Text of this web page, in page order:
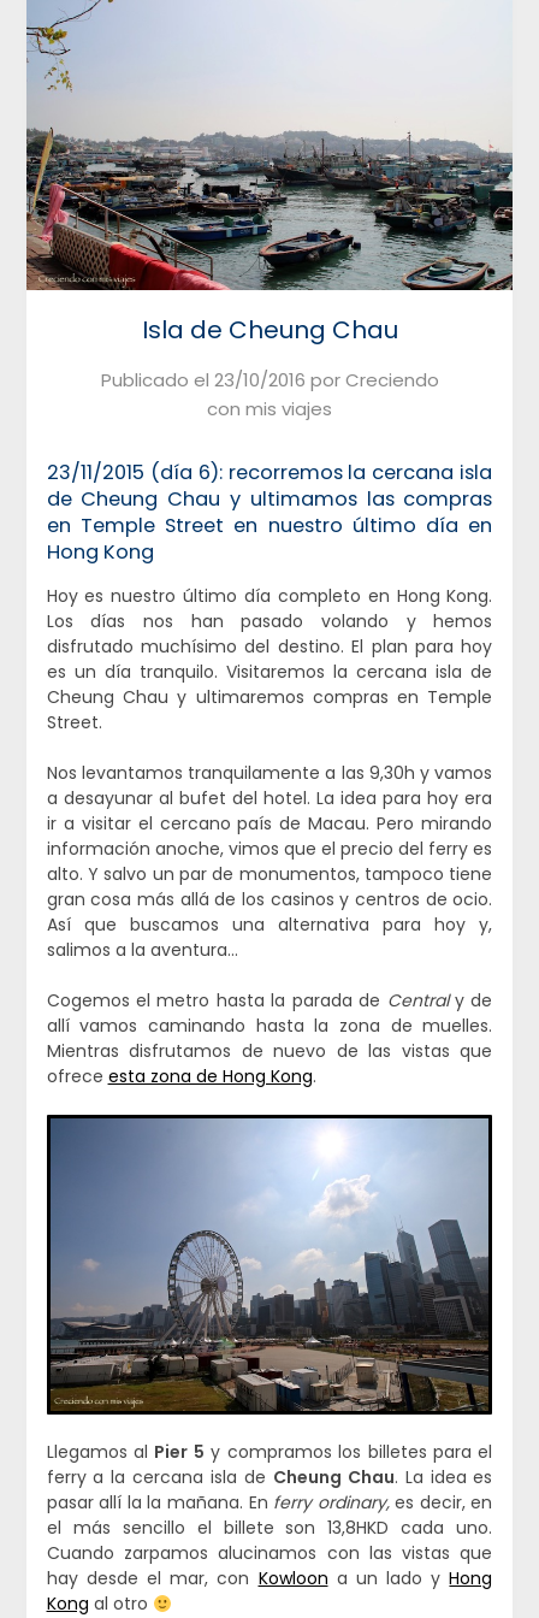
Isla de Cheung Chau
Publicado el 23/10/2016 porCreciendo
con mis viajes
23/11/2015 (día 6): recorremos la cercana isla
de Cheung Chau y ultimamos las compras
en Temple Street en nuestro último día en
Hong Kong
Hoy es nuestro último día completo en Hong Kong.
Los días nos han pasado volando y hemos
disfrutado muchísimo del destino. El plan para hoy
es un día tranquilo. Visitaremos la cercana isla de
Cheung Chau y ultimaremos compras en Temple
Street.
Nos levantamos tranquilamente a las 9,30h y vamos
a desayunar al bufet del hotel. La idea para hoy era
ir a visitar el cercano país de Macau. Pero mirando
información anoche, vimos que el precio del ferry es
alto. Y salvo un par de monumentos, tampoco tiene
gran cosa más allá de los casinos y centros de ocio.
Así que buscamos una alternativa para hoy y,
salimos a la aventura…
Cogemos el metro hasta la parada de Centraly de
allí vamos caminando hasta la zona de muelles.
Mientras disfrutamos de nuevo de las vistas que
ofrece esta zona de Hong Kong.
Llegamos al Pier 5 y compramos los billetes para el
ferry a la cercana isla de Cheung Chau. La idea es
pasar allí la la mañana. En ferry ordinary,es decir, en
el más sencillo el billete son 13,8HKD cada uno.
Cuando zarpamos alucinamos con las vistas que
hay desde el mar, con Kowloon a un lado yHong
Kong al otro